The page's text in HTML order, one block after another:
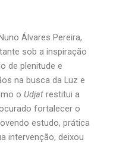
Álvares Pereira,
sob a inspiração
de plenitude e
na busca da Luz e
o Udjat restitui a
fortalecer o
estudo, prática
intervenção, deixou